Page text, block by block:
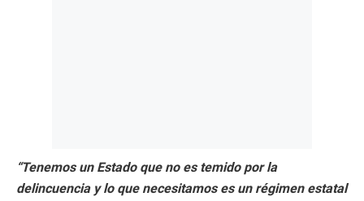
“Tenemos un Estado que no es temido por la
delincuencia y lo que necesitamos es un régimen estatal